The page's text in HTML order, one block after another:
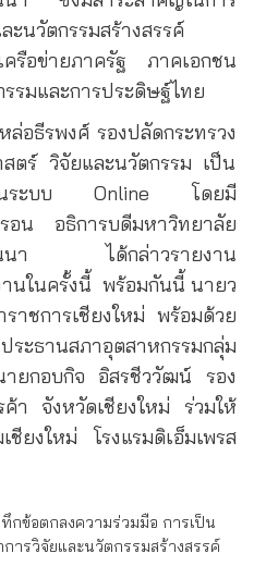
ะนวัตกรรมสร้างสรรค์
รือข่ายภาครัฐ ภาคเอกชน
รมและการประดิษฐ์ไทย
อธีรพงศ์ รองปลัดกระทรวง
ตร์ วิจัยและนวัตกรรม เป็น
ผ่านระบบ Online โดยมี
อน อธิการบดีมหาวิทยาลัย
านนา ได้กล่าวรายงาน
านในครั้งนี้ พร้อมกันนี้ นายว
าชการเชียงใหม่ พร้อมด้วย
ะธานสภาอุตสาหกรรมกลุ่ม
ยกอบกิจ อิสรชีววัฒน์ รอง
ค้า จังหวัดเชียงใหม่ ร่วมให้
งใหม่ โรงแรมดิเอ็มเพรส
กข้อตกลงความร่วมมือ การเป็น
ารวิจัยและนวัตกรรมสร้างสรรค์